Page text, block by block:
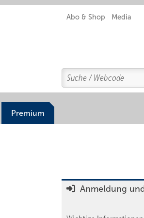
Abo & Shop Media
Search
Suchen
Premium
Anmeldung